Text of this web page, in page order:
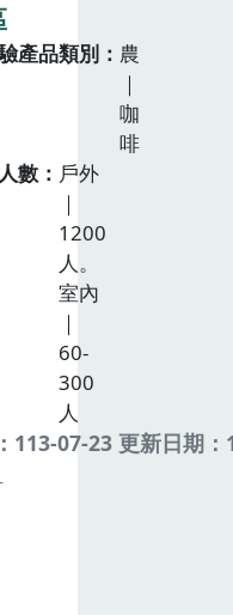
產品類別
農
｜
咖
啡
數
戶外
｜
1200
人。
室內
｜
60-
300
人
113-07-23 更新日期